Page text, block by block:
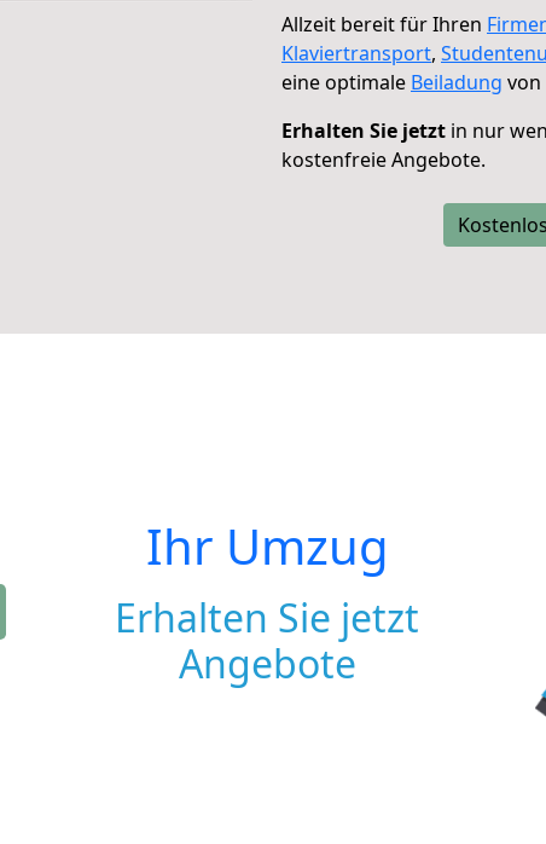
Allzeit bereit für Ihren
Klaviertransport,
eine optimale Beiladung von
Erhalten Sie jetzt in nur
kostenfreie Angebote.
Ihr Umzug
Erhalten Sie jetzt
Angebote